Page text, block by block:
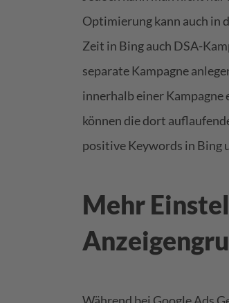
Optimierung kann auch in
Zeit in Bing auch DSA-
separate Kampagne
innerhalb einer Kampagne
können die dort
positive Keywords in Bing
Mehr